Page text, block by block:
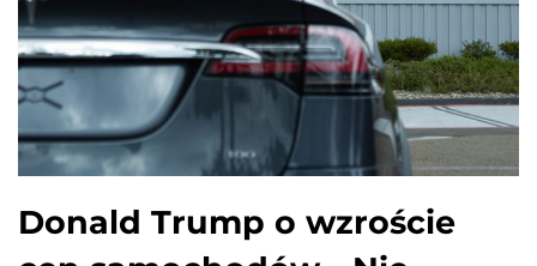
Donald Trump o wzroście